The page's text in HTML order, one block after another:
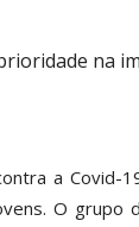
na
a Covid-
O grupo